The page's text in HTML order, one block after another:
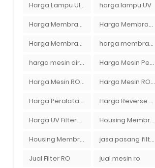
Harga Lampu Ultraviolet Depot Air Isi Ulang harga lampu UV
Harga Membran Air Galon Harga Membran Kantor
Harga Membran RO 100 gpd harga membran ro 1000 gpd
harga mesin air ro Harga Mesin Pengisi Air Galon
Harga Mesin RO 2000 GPD Harga Mesin RO 500 GPD
Harga Peralatan RO Harga Reverse Osmosis di Semarang
Harga UV Filter Air Housing Membran
Housing Membran RO jasa pasang filter air
Jual Filter RO jual mesin ro